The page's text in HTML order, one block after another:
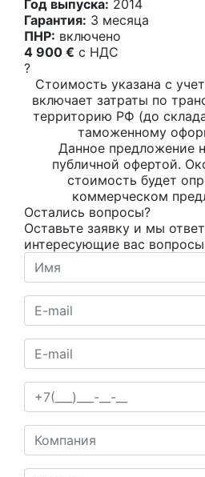
Год выпуска: 2014
Гарантия: 3 месяца
ПНР: включено
4 900 € c НДС
?
Стоимость указана с
включает затраты по
территорию РФ (до
таможенному
Данное предложение
публичной офертой.
стоимость будет
коммерческом
Остались вопросы?
Оставьте заявку и мы
интересующие вас